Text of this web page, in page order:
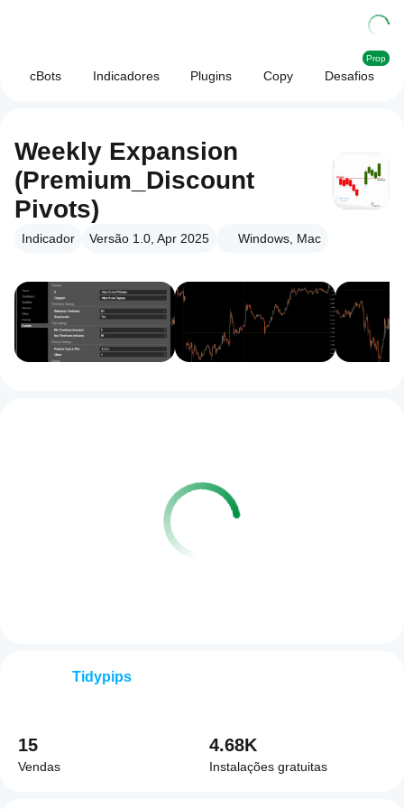
cBots Indicadores Plugins Copy Desafios
Prop
Weekly Expansion
(Premium_Discount
Pivots)
Indicador Versão 1.0, Apr 2025 Windows, Mac
Tidypips
15
Vendas
4.68K
Instalações gratuitas